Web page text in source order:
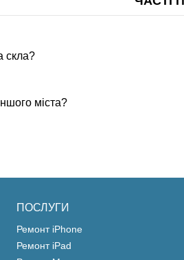
скла?
міста?
ПОСЛУГИ
Ремонт iPhone
Ремонт iPad